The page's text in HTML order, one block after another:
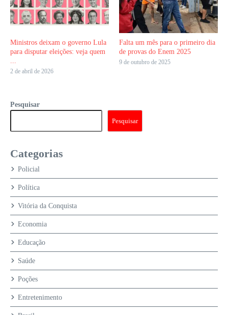
Ministros deixam o governo Lula
para disputar eleições: veja quem
...
2 de abril de 2026
Falta um mês para o primeiro dia
de provas do Enem 2025
9 de outubro de 2025
Pesquisar
Pesquisar
Categorias
Policial
Política
Vitória da Conquista
Economia
Educação
Saúde
Poções
Entretenimento